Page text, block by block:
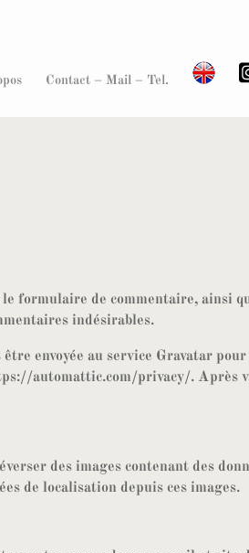
Contact – Mail – Tel.
formulaire de commentaire, ainsi
indésirables.
envoyée au service Gravatar
automattic.com/privacy/. Après
des images contenant des
de localisation depuis ces images.